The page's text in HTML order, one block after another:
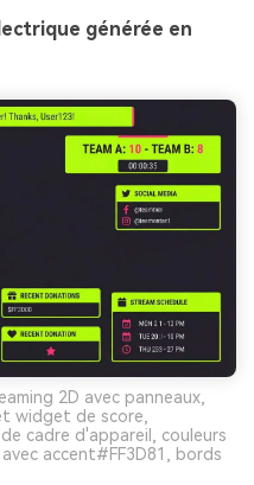
générée en
2D avec panneaux,
widget de score,
cadre d'appareil, couleurs
accent#FF3D81, bords